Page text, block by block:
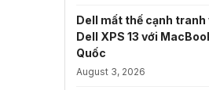
Dell mất thế cạnh tranh
Dell XPS 13 với
Quốc
August 3, 2026